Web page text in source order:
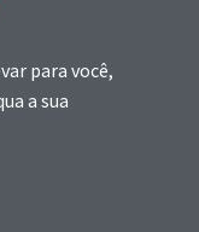
para você,
a sua